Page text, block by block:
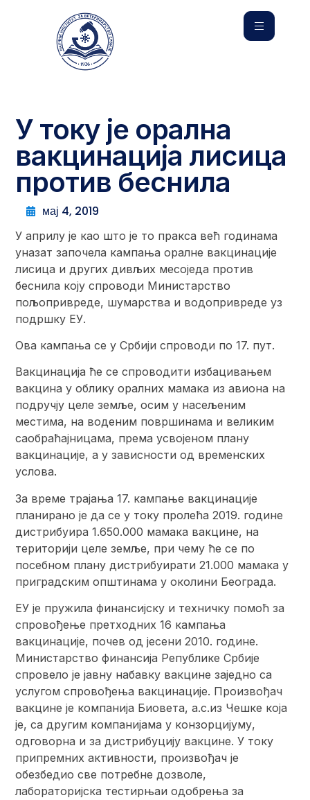
У току је орална
вакцинација лисица
против беснила
мај 4, 2019
У априлу је као што је то пракса већ годинама
уназат започела кампања оралне вакцинације
лисица и других дивљих месоједа против
беснила коју спроводи Министарство
пољопривреде, шумарства и водопривреде уз
подршку ЕУ.
Ова кампања се у Србији спроводи по 17. пут.
Вакцинација ће се спроводити избацивањем
вакцина у облику оралних мамака из авиона на
подручју целе земље, осим у насељеним
местима, на воденим површинама и великим
саобраћајницама, према усвојеном плану
вакцинације, а у зависности од временских
услова.
За време трајања 17. кампање вакцинације
планирано је да се у току пролећа 2019. године
дистрибуира 1.650.000 мамака вакцине, на
територији целе земље, при чему ће се по
посебном плану дистрибуирати 21.000 мамака у
приградским општинама у околини Београда.
ЕУ је пружила финансијску и техничку помоћ за
спровођење претходних 16 кампања
вакцинације, почев од јесени 2010. године.
Министарство финансија Републике Србије
спровело је јавну набавку вакцине заједно са
услугом спровођења вакцинације. Произвођач
вакцине је компанија Биовета, а.с.из Чешке која
је, са другим компанијама у конзорцијуму,
одговорна и за дистрибуцију вакцине. У току
припремних активности, произвођач је
обезбедио све потребне дозволе,
лабораторијска тестирњаи одобрења за